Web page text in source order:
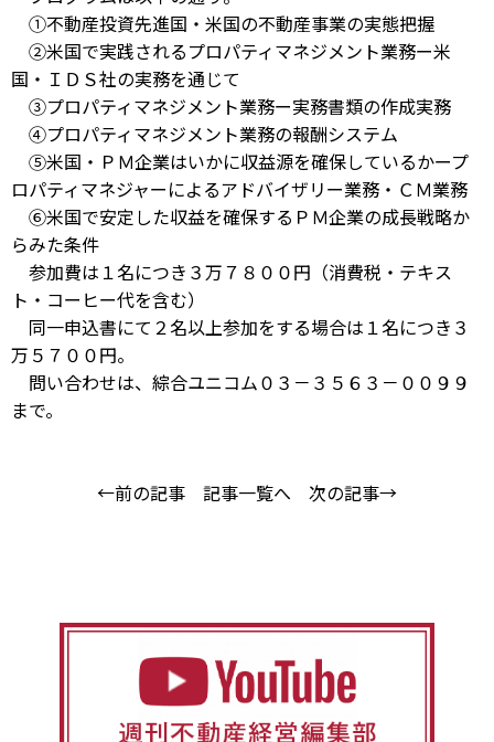
①不動産投資先進国・米国の不動産事業の実態把握
②米国で実践されるプロパティマネジメント業務ー米
国・ＩＤＳ社の実務を通じて
③プロパティマネジメント業務ー実務書類の作成実務
④プロパティマネジメント業務の報酬システム
⑤米国・ＰＭ企業はいかに収益源を確保しているかープ
ロパティマネジャーによるアドバイザリー業務・ＣＭ業務
⑥米国で安定した収益を確保するＰＭ企業の成長戦略か
らみた条件
参加費は１名につき３万７８００円（消費税・テキス
ト・コーヒー代を含む）
同一申込書にて２名以上参加をする場合は１名につき３
万５７００円。
問い合わせは、綜合ユニコム０３－３５６３－００９９
まで。
←前の記事 記事一覧へ 次の記事→